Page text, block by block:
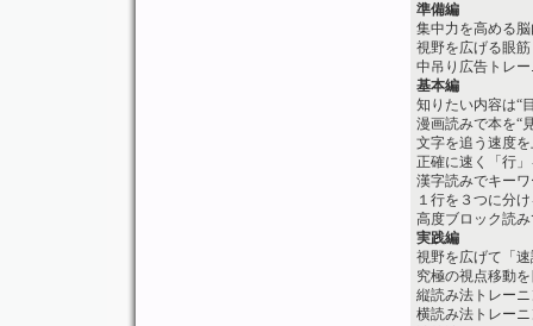
準備編
集中力を高める
視野を広げる眼
中吊り広告トレ
基本編
知りたい内容は“
漫画読みで本を“
文字を追う速度
正確に速く「行
漢字読みでキー
１行を３つに分
高度ブロック読
実践編
視野を広げて「
究極の視点移動
縦読み法トレーニ
横読み法トレーニ